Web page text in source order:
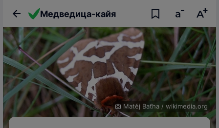
Медведица-кайя
Matěj Baťha / wikimedia.org